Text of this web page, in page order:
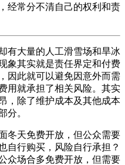
经常分不清自己的权利和责
有大量的人工滑雪场和旱冰
象其实就是责任界定和付费
因此就可以避免因意外而需
用就承担了相关风险。其实
，除了维护成本及其他成本
分。
冬天免费开放，但公众需要
自行购买，风险自行承担？
众场合多免费开放，但需要